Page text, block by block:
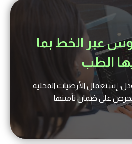
عبر الخط بما
الطب
إستعمال الأرضيات المحلية
على ضمان تأمينها